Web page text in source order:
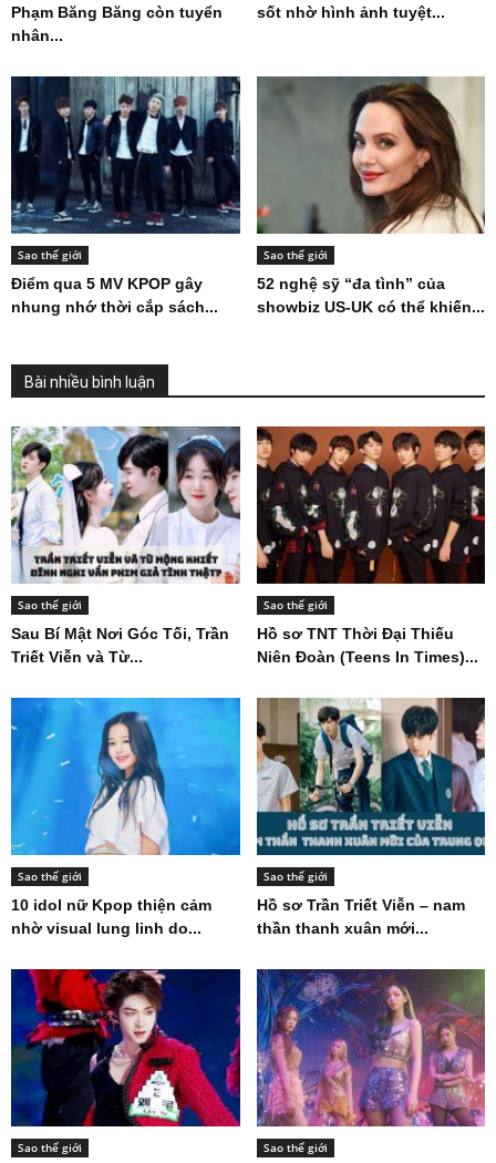
Phạm Băng Băng còn tuyển
nhân...
sốt nhờ hình ảnh tuyệt...
Sao thế giới
Điểm qua 5 MV KPOP gây
nhung nhớ thời cắp sách...
Sao thế giới
52 nghệ sỹ “đa tình” của
showbiz US-UK có thể khiến...
Bài nhiều bình luận
Sao thế giới
Sau Bí Mật Nơi Góc Tối, Trần
Triết Viễn và Từ...
Sao thế giới
Hồ sơ TNT Thời Đại Thiếu
Niên Đoàn (Teens In Times)...
Sao thế giới
10 idol nữ Kpop thiện cảm
nhờ visual lung linh do...
Sao thế giới
Hồ sơ Trần Triết Viễn – nam
thần thanh xuân mới...
Sao thế giới Sao thế giới